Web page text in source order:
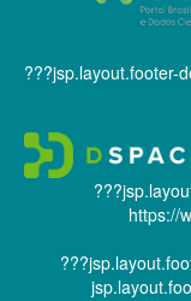
???jsp.layout.footer-
https://